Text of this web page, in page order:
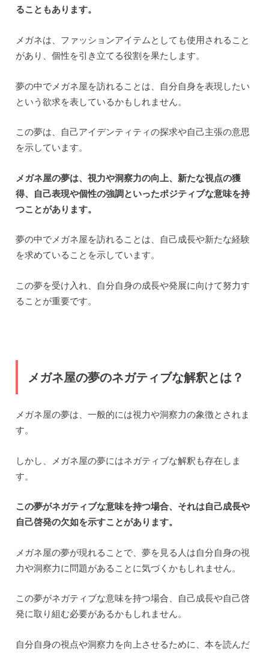
ることもあります。
メガネは、ファッションアイテムとしても使用されること
があり、個性を引き立てる役割を果たします。
夢の中でメガネ屋を訪れることは、自分自身を表現したい
という欲求を表しているかもしれません。
この夢は、自己アイデンティティの探求や自己主張の意思
を示しています。
メガネ屋の夢は、視力や洞察力の向上、新たな視点の獲
得、自己表現や個性の強調といったポジティブな意味を持
つことがあります。
夢の中でメガネ屋を訪れることは、自己成長や新たな経験
を求めていることを示しています。
この夢を受け入れ、自分自身の成長や発展に向けて努力す
ることが重要です。
メガネ屋の夢のネガティブな解釈とは？
メガネ屋の夢は、一般的には視力や洞察力の象徴とされま
す。
しかし、メガネ屋の夢にはネガティブな解釈も存在しま
す。
この夢がネガティブな意味を持つ場合、それは自己成長や
自己啓発の欠如を示すことがあります。
メガネ屋の夢が現れることで、夢を見る人は自分自身の視
力や洞察力に問題があることに気づくかもしれません。
この夢がネガティブな意味を持つ場合、自己成長や自己啓
発に取り組む必要があるかもしれません。
自分自身の視点や洞察力を向上させるために、本を読んだ